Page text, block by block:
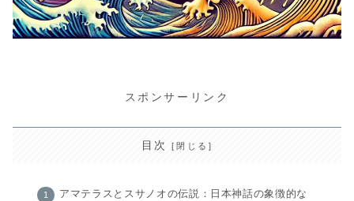
スポンサーリンク
目次
アマテラスとスサノオの伝説：日本神話の象徴的な